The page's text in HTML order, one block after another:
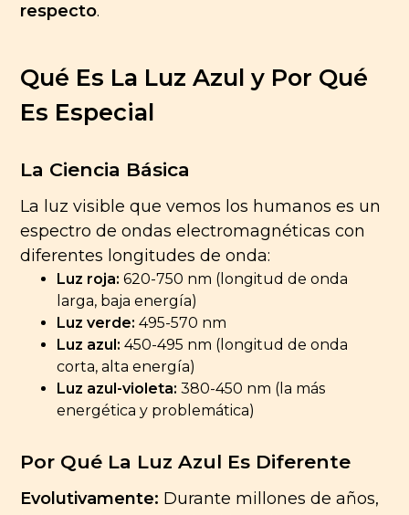
respecto.
Qué Es La Luz Azul y Por Qué
Es Especial
La Ciencia Básica
La luz visible que vemos los humanos es un
espectro de ondas electromagnéticas con
diferentes longitudes de onda:
Luz roja: 620-750 nm (longitud de onda
larga, baja energía)
Luz verde: 495-570 nm
Luz azul: 450-495 nm (longitud de onda
corta, alta energía)
Luz azul-violeta: 380-450 nm (la más
energética y problemática)
Por Qué La Luz Azul Es Diferente
Evolutivamente: Durante millones de años,